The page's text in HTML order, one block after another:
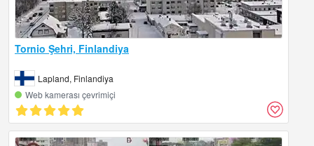
Tornio Şehri, Finlandiya
Lapland, Finlandiya
Web kamerası çevrimiçi